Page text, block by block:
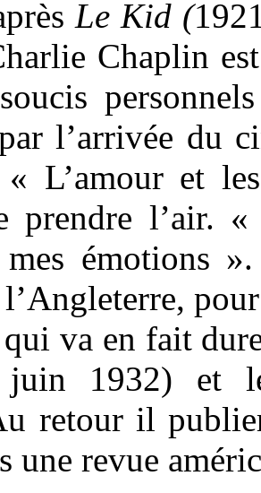
Le Kid (
Chaplin
l’arrivée du
L’amour et
prendre l’air.
mes émotions
qui va en fait
juin 1932) et
retour il
une revue